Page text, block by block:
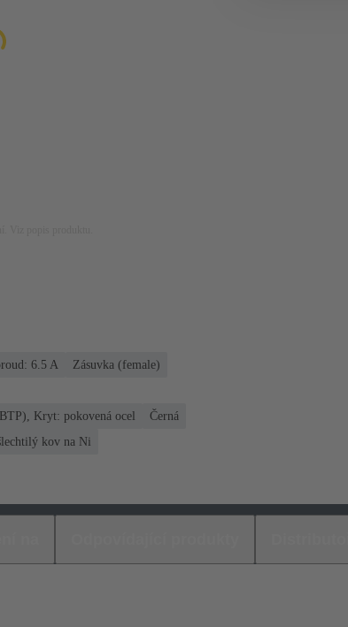
‌6.5 A
Zásuvka (female)
Kryt: pokovená ocel
Černá
kov na Ni